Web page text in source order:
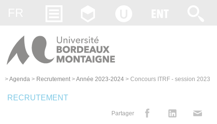
>Agenda > Recrutement >Année 2023-2024 > Concours ITRF - session 2023
RECRUTEMENT
Partager